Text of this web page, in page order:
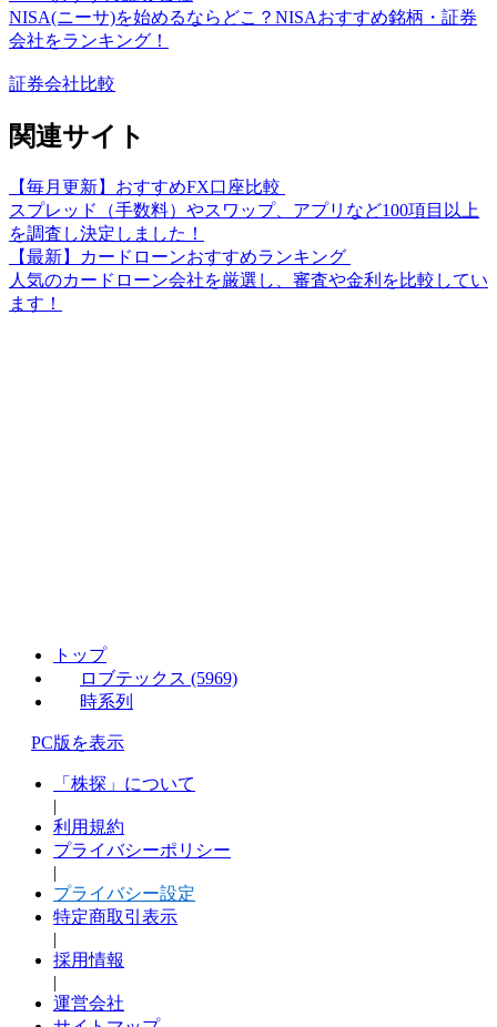
NISA(ニーサ)を始めるならどこ？NISAおすすめ銘柄・証券
会社をランキング！
証券会社比較
関連サイト
【毎月更新】おすすめFX口座比較
スプレッド（手数料）やスワップ、アプリなど100項目以上
を調査し決定しました！
【最新】カードローンおすすめランキング
人気のカードローン会社を厳選し、審査や金利を比較してい
ます！
トップ
ロブテックス (5969)
時系列
PC版を表示
「株探」について
|
利用規約
プライバシーポリシー
|
プライバシー設定
特定商取引表示
|
採用情報
|
運営会社